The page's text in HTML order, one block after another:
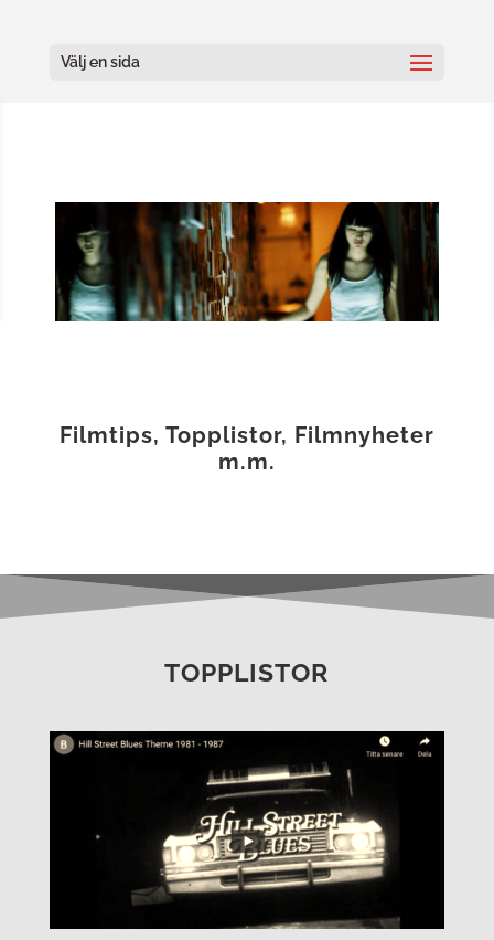
Välj en sida
Filmtips, Topplistor, Filmnyheter
m.m.
TOPPLISTOR